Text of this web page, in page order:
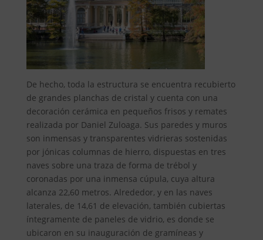
De hecho, toda la estructura se encuentra recubierto
de grandes planchas de cristal y cuenta con una
decoración cerámica en pequeños frisos y remates
realizada por Daniel Zuloaga. Sus paredes y muros
son inmensas y transparentes vidrieras sostenidas
por jónicas columnas de hierro, dispuestas en tres
naves sobre una traza de forma de trébol y
coronadas por una inmensa cúpula, cuya altura
alcanza 22,60 metros. Alrededor, y en las naves
laterales, de 14,61 de elevación, también cubiertas
íntegramente de paneles de vidrio, es donde se
ubicaron en su inauguración de gramíneas y